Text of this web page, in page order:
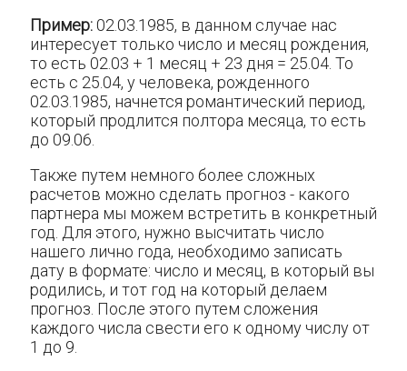
Пример:02.03.1985, в данном случае нас
интересует только число и месяц рождения,
то есть 02.03 + 1 месяц + 23 дня = 25.04. То
есть с 25.04, у человека, рожденного
02.03.1985, начнется романтический период,
который продлится полтора месяца, то есть
до 09.06.
Также путем немного более сложных
расчетов можно сделать прогноз - какого
партнера мы можем встретить в конкретный
год. Для этого, нужно высчитать число
нашего лично года, необходимо записать
дату в формате: число и месяц, в который вы
родились, и тот год на который делаем
прогноз. После этого путем сложения
каждого числа свести его к одному числу от
1 до 9.